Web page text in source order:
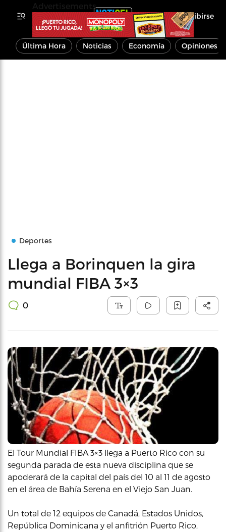
Inscribirse
Última Hora Noticias Economía Opiniones
Deportes
Llega a Borinquen la gira
mundial FIBA 3×3
0
El Tour Mundial FIBA 3×3 llega a Puerto Rico con su
segunda parada de esta nueva disciplina que se
apoderará de la capital del país del 10 al 11 de agosto
en el área de Bahía Serena en el Viejo San Juan.
Un total de 12 equipos de Canadá, Estados Unidos,
República Dominicana y el anfitrión Puerto Rico,
Advertisements